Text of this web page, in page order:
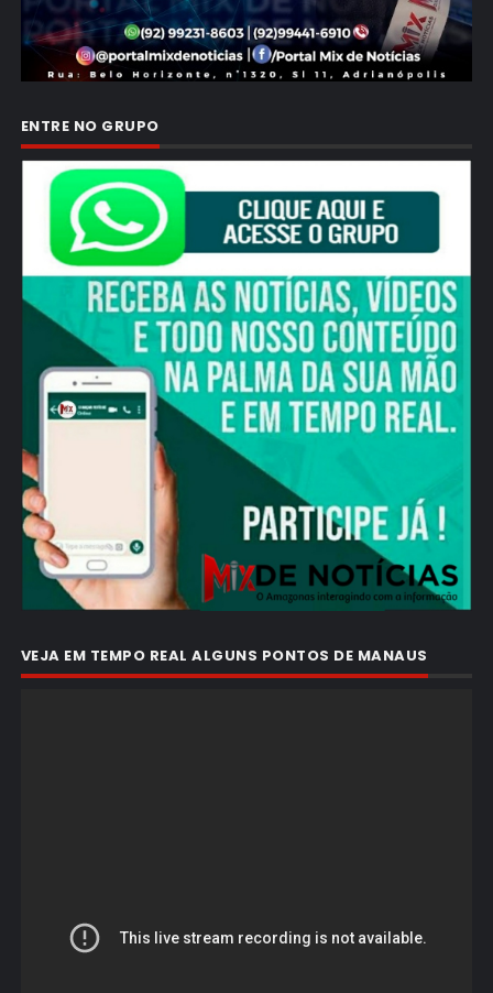
ENTRE NO GRUPO
VEJA EM TEMPO REAL ALGUNS PONTOS DE MANAUS